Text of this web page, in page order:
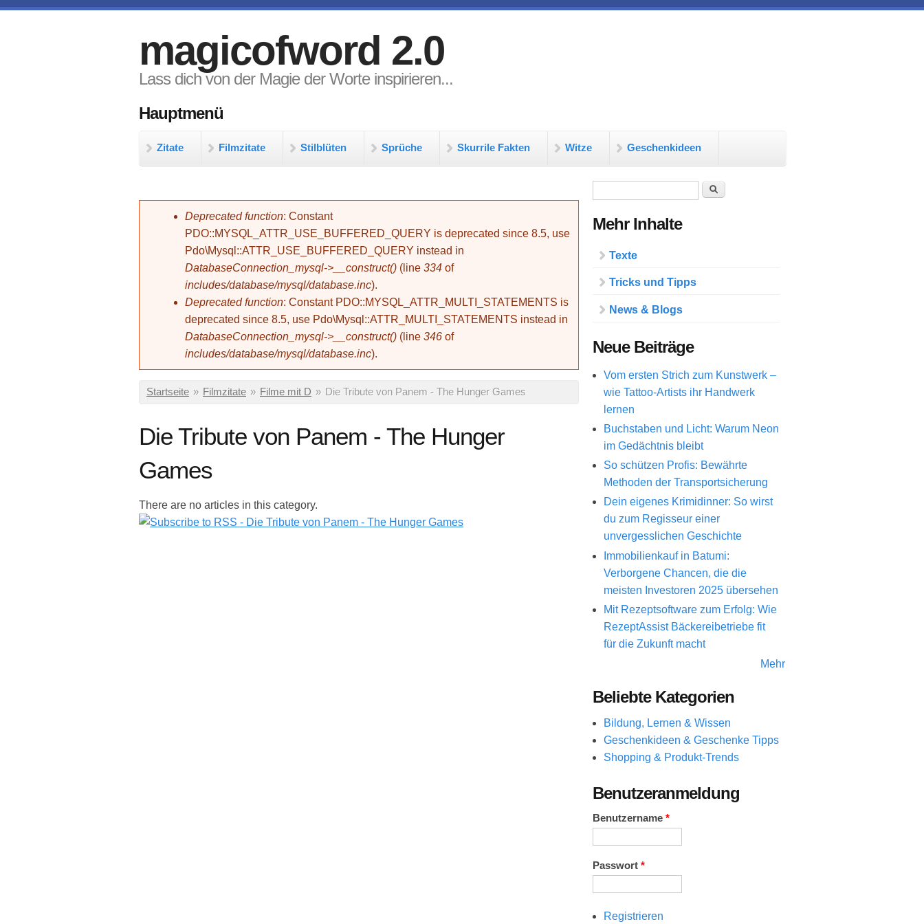
magicofword 2.0
Lass dich von der Magie der Worte inspirieren...
Hauptmenü
Zitate Filmzitate Stilblüten Sprüche Skurrile Fakten Witze Geschenkideen
Fehlermeldung
Deprecated function: Constant
PDO::MYSQL_ATTR_USE_BUFFERED_QUERY is deprecated since 8.5, use
Pdo\Mysql::ATTR_USE_BUFFERED_QUERY instead in
DatabaseConnection_mysql->__construct() (line 334 of
includes/database/mysql/database.inc).
Deprecated function: Constant PDO::MYSQL_ATTR_MULTI_STATEMENTS is
deprecated since 8.5, use Pdo\Mysql::ATTR_MULTI_STATEMENTS instead in
DatabaseConnection_mysql->__construct() (line 346 of
includes/database/mysql/database.inc).
Sie sind hier
Startseite » Filmzitate » Filme mit D » Die Tribute von Panem - The Hunger Games
Die Tribute von Panem - The Hunger
Games
There are no articles in this category.
Suche
Mehr Inhalte
Texte
Tricks und Tipps
News & Blogs
Neue Beiträge
Vom ersten Strich zum Kunstwerk –
wie Tattoo-Artists ihr Handwerk
lernen
Buchstaben und Licht: Warum Neon
im Gedächtnis bleibt
So schützen Profis: Bewährte
Methoden der Transportsicherung
Dein eigenes Krimidinner: So wirst
du zum Regisseur einer
unvergesslichen Geschichte
Immobilienkauf in Batumi:
Verborgene Chancen, die die
meisten Investoren 2025 übersehen
Mit Rezeptsoftware zum Erfolg: Wie
RezeptAssist Bäckereibetriebe fit
für die Zukunft macht
Mehr
Beliebte Kategorien
Bildung, Lernen & Wissen
Geschenkideen & Geschenke Tipps
Shopping & Produkt-Trends
Benutzeranmeldung
Benutzername *
Passwort *
Registrieren